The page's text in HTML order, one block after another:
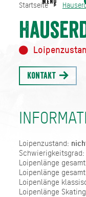
Startseite
Kontakt
Loipenzustand:
Schwierigkeitsgrad:
Loipenlänge
Loipenlänge
Loipenlänge
Loipenlänge
Startseite
MENU